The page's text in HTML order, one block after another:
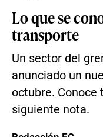
Lo que se
transporte
Un sector del
anunciado un
octubre. Conoce
siguiente nota.